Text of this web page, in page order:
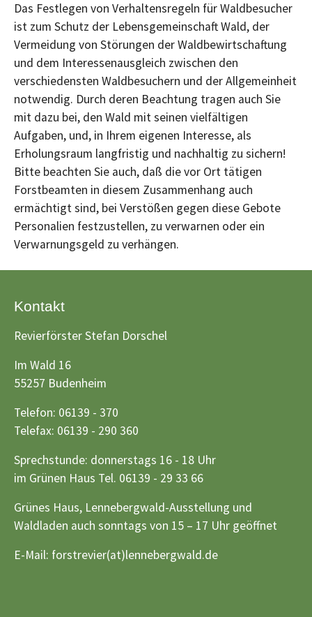
Das Festlegen von Verhaltensregeln für Waldbesucher
ist zum Schutz der Lebensgemeinschaft Wald, der
Vermeidung von Störungen der Waldbewirtschaftung
und dem Interessenausgleich zwischen den
verschiedensten Waldbesuchern und der Allgemeinheit
notwendig. Durch deren Beachtung tragen auch Sie
mit dazu bei, den Wald mit seinen vielfältigen
Aufgaben, und, in Ihrem eigenen Interesse, als
Erholungsraum langfristig und nachhaltig zu sichern!
Bitte beachten Sie auch, daß die vor Ort tätigen
Forstbeamten in diesem Zusammenhang auch
ermächtigt sind, bei Verstößen gegen diese Gebote
Personalien festzustellen, zu verwarnen oder ein
Verwarnungsgeld zu verhängen.
Kontakt
Revierförster Stefan Dorschel
Im Wald 16
55257 Budenheim
Telefon: 06139 - 370
Telefax: 06139 - 290 360
Sprechstunde: donnerstags 16 - 18 Uhr
im Grünen Haus Tel. 06139 - 29 33 66
Grünes Haus, Lennebergwald-Ausstellung und
Waldladen auch sonntags von 15 – 17 Uhr geöffnet
E-Mail: forstrevier(at)lennebergwald.de